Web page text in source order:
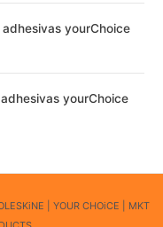
yourChoice
yourChoice
| YOUR CHOiCE | MKT